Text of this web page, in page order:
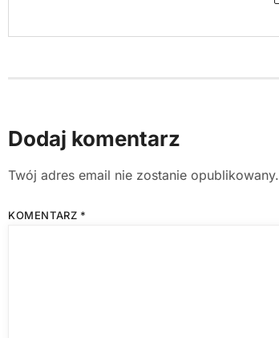
Dodaj komentarz
Twój adres email nie zostanie opublikowany.
KOMENTARZ *